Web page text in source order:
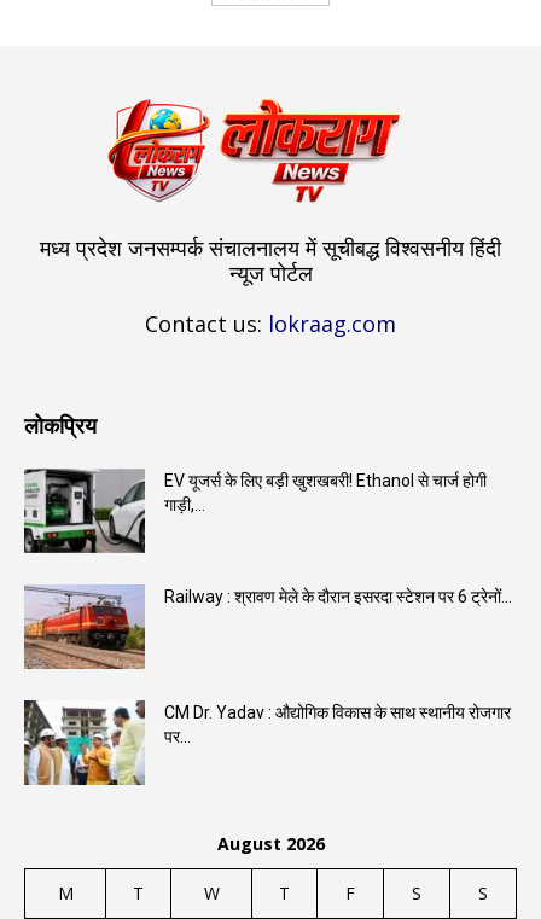
मध्य प्रदेश जनसम्पर्क संचालनालय में सूचीबद्ध विश्वसनीय हिंदी
न्यूज पोर्टल
Contact us: lokraag.com
लोकप्रिय
EV यूजर्स के लिए बड़ी खुशखबरी! Ethanol से चार्ज होगी
गाड़ी,...
Railway : श्रावण मेले के दौरान इसरदा स्टेशन पर 6 ट्रेनों...
CM Dr. Yadav : औद्योगिक विकास के साथ स्थानीय रोजगार
पर...
August 2026
M T W T F S S